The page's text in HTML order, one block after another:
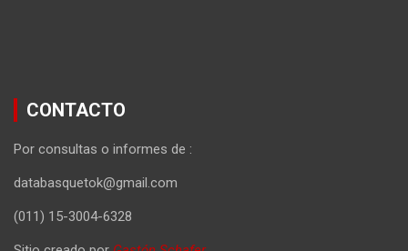
CONTACTO
Por consultas o informes de :
databasquetok@gmail.com
(011) 15-3004-6328